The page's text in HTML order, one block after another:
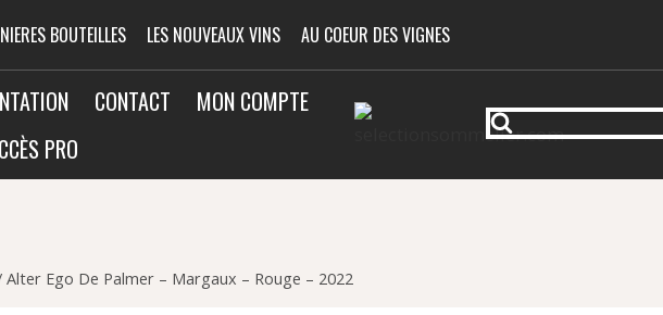
BOUTEILLES LES NOUVEAUX VINS AU COEUR DES VIGNES
CONTACT
MON COMPTE
PRO
Alter Ego De Palmer – Margaux – Rouge – 2022